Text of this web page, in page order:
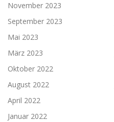
November 2023
September 2023
Mai 2023
März 2023
Oktober 2022
August 2022
April 2022
Januar 2022